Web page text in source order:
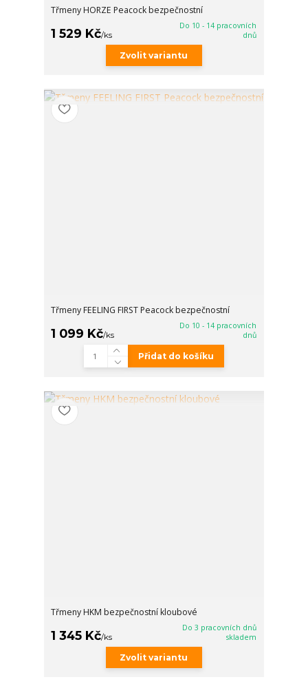
Třmeny HORZE Peacock bezpečnostní
1 529 Kč/ks
Do 10 - 14 pracovních
dnů
Zvolit variantu
Třmeny FEELING FIRST Peacock bezpečnostní
1 099 Kč/ks
Do 10 - 14 pracovních
dnů
Přidat do košíku
Třmeny HKM bezpečnostní kloubové
1 345 Kč/ks
Do 3 pracovních dnů
skladem
Zvolit variantu